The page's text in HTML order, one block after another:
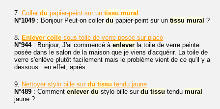
7. Coller du papier-peint sur un tissu mural
N°1049 : Bonjour Peut-on coller du papier-peint sur un tissu mural ?
8. Enlever colle sous toile de verre posée sur placo
N°944: Bonjour, J'ai commencé à enlever la toile de verre peinte
posée dans le salon de la maison que je viens d'acquérir. La toile de
verre s'enlève plutôt facilement mais le problème vient de ce qu'il y a
dessous : en effet, après...
9. Nettoyer stylo bille sur du tissu tendu jaune
N°489 : Comment enlever du stylo bille sur du tissu tendu mural
jaune ?